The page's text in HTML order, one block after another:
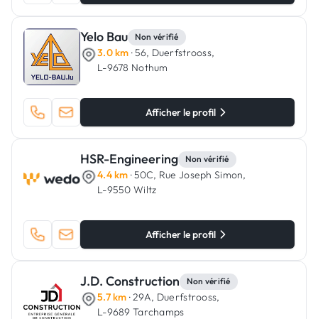
Yelo Bau Non vérifié
3.0 km · 56, Duerfstrooss,
L-9678 Nothum
Afficher le profil
HSR-Engineering Non vérifié
4.4 km · 50C, Rue Joseph Simon,
L-9550 Wiltz
Afficher le profil
J.D. Construction Non vérifié
5.7 km · 29A, Duerfstrooss,
L-9689 Tarchamps